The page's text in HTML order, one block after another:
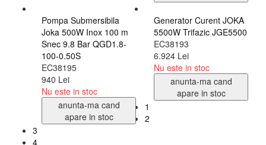
apare in stoc
Pompa Submersibila
Joka 500W Inox 100 m
Snec 9.8 Bar QGD1.8-
100-0.50S
EC38195
940 Lei
Nu este in stoc
Generator Curent JOKA
5500W Trifazic JGE5500
EC38193
6.924 Lei
Nu este in stoc